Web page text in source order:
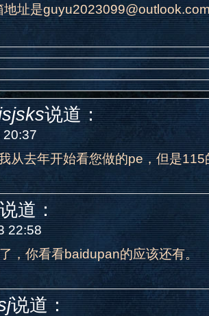
地址是
说道：
从去年开始看您做的pe，但是115
道：
22:58
，你看看baidupan的应该还有。
说道：